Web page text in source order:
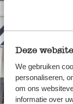
Deze
We gebruiken
personaliseren,
om ons
informatie over